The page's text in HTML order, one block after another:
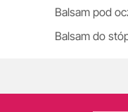
Balsam pod
Balsam do